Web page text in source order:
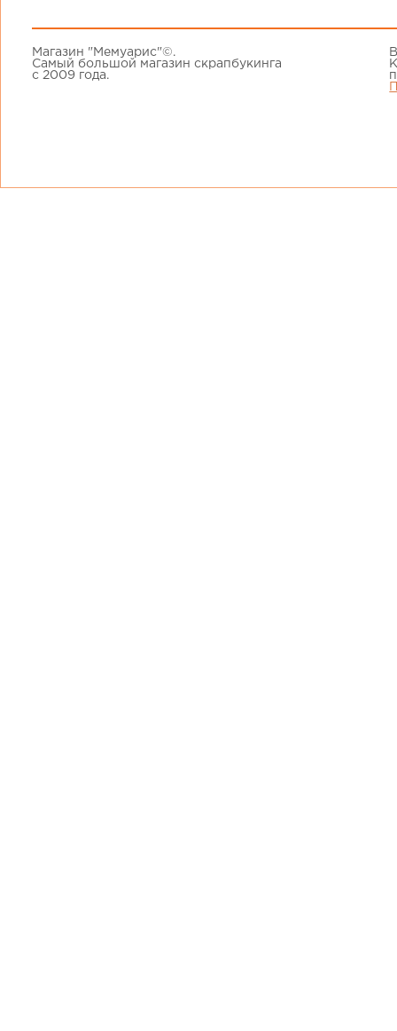
Магазин "Мемуарис"©.
Самый большой магазин скрапбукинга
с 2009 года.